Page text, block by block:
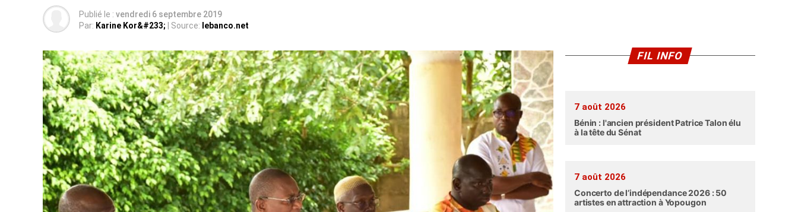
Publié le : vendredi 6 septembre 2019
Par: Karine Kor&#233; | Source: lebanco.net
FIL INFO
7 août 2026
Bénin : l'ancien président Patrice Talon élu
à la tête du Sénat
7 août 2026
Concerto de l’indépendance 2026 : 50
artistes en attraction à Yopougon